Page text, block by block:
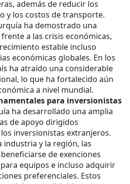
además de reducir los
y los costos de transporte.
ha demostrado una
a las crisis económicas,
estable incluso
económicas globales. En los
ha atraído una considerable
lo que ha fortalecido aún
a nivel mundial.
para inversionistas
ha desarrollado una amplia
de apoyo dirigidos
inversionistas extranjeros.
industria y la región, las
de exenciones
equipos e incluso adquirir
preferenciales. Estos